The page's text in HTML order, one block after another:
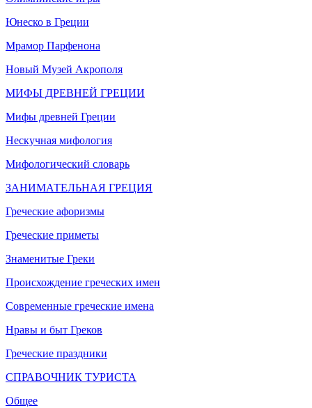
Юнеско в Греции
Мрамор Парфенона
Новый Музей Акрополя
МИФЫ ДРЕВНЕЙ ГРЕЦИИ
Мифы древней Греции
Нескучная мифология
Мифологический словарь
ЗАНИМАТЕЛЬНАЯ ГРЕЦИЯ
Греческие афоризмы
Греческие приметы
Знаменитые Греки
Происхождение греческих имен
Современные греческие имена
Нравы и быт Греков
Греческие праздники
СПРАВОЧНИК ТУРИСТА
Общее